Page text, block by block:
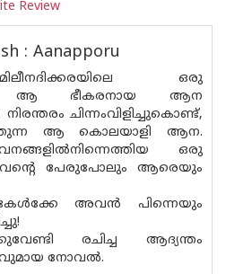
Review
: Aanapporu
ഒരു
ആ ഭീകരനായ ആന
ചിന്നംവിളിച്ചുകൊണ്ട്,
ആ കൊലയാളി ആന.
ഒരു
പേരുപോലും ആരെയും
അവൻ പിന്നെയും
രചിച്ച ആദ്യന്തം
നോവൽ.